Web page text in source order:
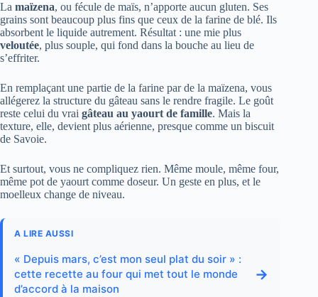
La maïzena, ou fécule de maïs, n’apporte aucun gluten. Ses
grains sont beaucoup plus fins que ceux de la farine de blé. Ils
absorbent le liquide autrement. Résultat : une mie plus
veloutée, plus souple, qui fond dans la bouche au lieu de
s’effriter.
En remplaçant une partie de la farine par de la maïzena, vous
allégerez la structure du gâteau sans le rendre fragile. Le goût
reste celui du vrai gâteau au yaourt de famille. Mais la
texture, elle, devient plus aérienne, presque comme un biscuit
de Savoie.
Et surtout, vous ne compliquez rien. Même moule, même four,
même pot de yaourt comme doseur. Un geste en plus, et le
moelleux change de niveau.
A LIRE AUSSI
« Depuis mars, c’est mon seul plat du soir » :
cette recette au four qui met tout le monde
d’accord à la maison
→